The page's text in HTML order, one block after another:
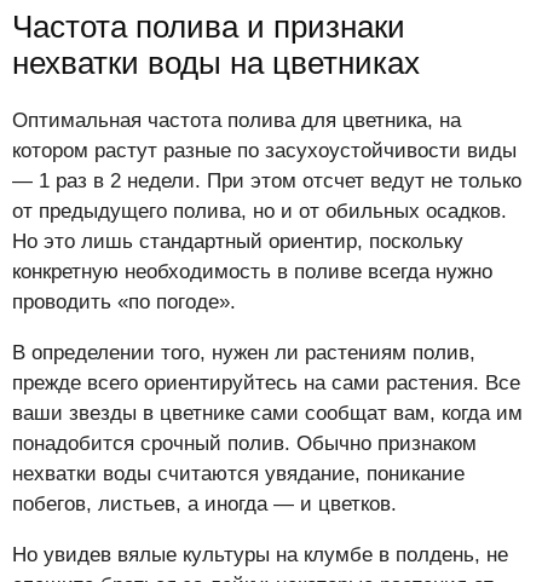
Частота полива и признаки
нехватки воды на цветниках
Оптимальная частота полива для цветника, на
котором растут разные по засухоустойчивости виды
— 1 раз в 2 недели. При этом отсчет ведут не только
от предыдущего полива, но и от обильных осадков.
Но это лишь стандартный ориентир, поскольку
конкретную необходимость в поливе всегда нужно
проводить «по погоде».
В определении того, нужен ли растениям полив,
прежде всего ориентируйтесь на сами растения. Все
ваши звезды в цветнике сами сообщат вам, когда им
понадобится срочный полив. Обычно признаком
нехватки воды считаются увядание, поникание
побегов, листьев, а иногда — и цветков.
Но увидев вялые культуры на клумбе в полдень, не